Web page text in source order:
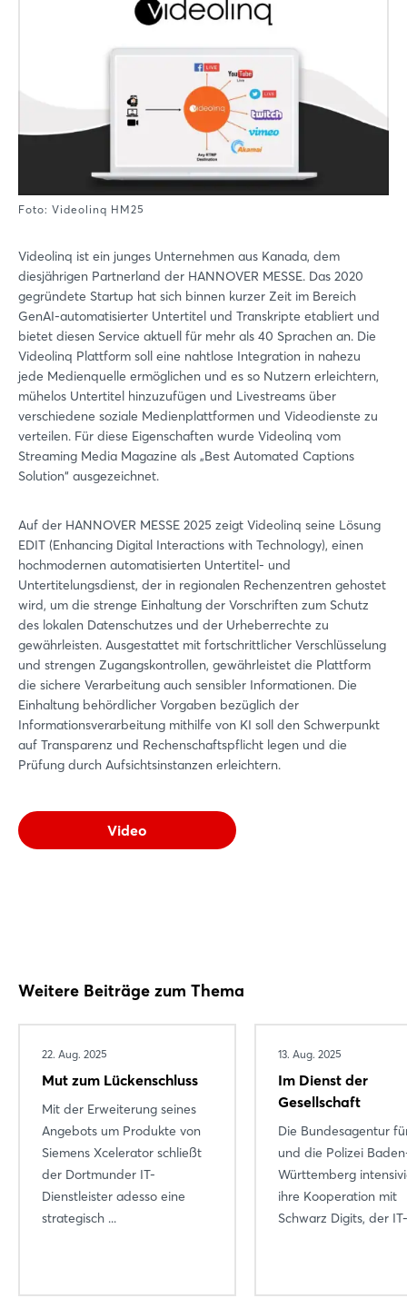
Foto: Videolinq HM25
Videolinq ist ein junges Unternehmen aus Kanada, dem
diesjährigen Partnerland der HANNOVER MESSE. Das 2020
gegründete Startup hat sich binnen kurzer Zeit im Bereich
GenAI-automatisierter Untertitel und Transkripte etabliert und
bietet diesen Service aktuell für mehr als 40 Sprachen an. Die
Videolinq Plattform soll eine nahtlose Integration in nahezu
jede Medienquelle ermöglichen und es so Nutzern erleichtern,
mühelos Untertitel hinzuzufügen und Livestreams über
verschiedene soziale Medienplattformen und Videodienste zu
verteilen. Für diese Eigenschaften wurde Videolinq vom
Streaming Media Magazine als „Best Automated Captions
Solution“ ausgezeichnet.
Auf der HANNOVER MESSE 2025 zeigt Videolinq seine Lösung
EDIT (Enhancing Digital Interactions with Technology), einen
hochmodernen automatisierten Untertitel- und
Untertitelungsdienst, der in regionalen Rechenzentren gehostet
wird, um die strenge Einhaltung der Vorschriften zum Schutz
des lokalen Datenschutzes und der Urheberrechte zu
gewährleisten. Ausgestattet mit fortschrittlicher Verschlüsselung
und strengen Zugangskontrollen, gewährleistet die Plattform
die sichere Verarbeitung auch sensibler Informationen. Die
Einhaltung behördlicher Vorgaben bezüglich der
Informationsverarbeitung mithilfe von KI soll den Schwerpunkt
auf Transparenz und Rechenschaftspflicht legen und die
Prüfung durch Aufsichtsinstanzen erleichtern.
Video
Weitere Beiträge zum Thema
22. Aug. 2025
Mut zum Lückenschluss
Mit der Erweiterung seines
Angebots um Produkte von
Siemens Xcelerator schließt
der Dortmunder IT-
Dienstleister adesso eine
strategisch ...
13. Aug. 2025
Im Dienst der
Gesellschaft
Die Bundesagentur
und die Polizei
Württemberg
ihre Kooperation mit
Schwarz Digits, der